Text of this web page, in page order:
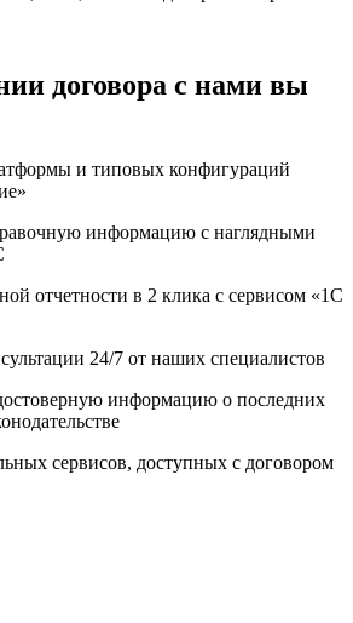
договора с нами вы
и типовых конфигураций
информацию с наглядными
отчетности в 2 клика с сервисом «1С
24/7 от наших специалистов
информацию о последних
сервисов, доступных с договором